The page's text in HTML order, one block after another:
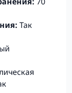
Так